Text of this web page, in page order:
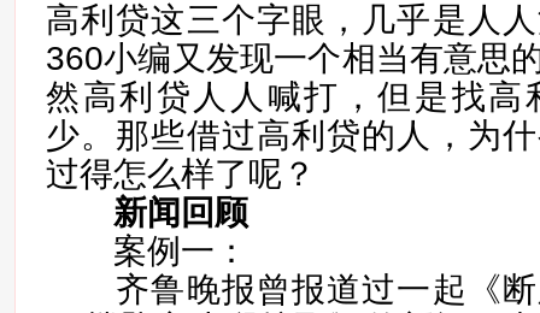
高利贷这三个字眼，几乎是人
360小编又发现一个相当有意思
然高利贷人人喊打，但是找高
少。那些借过高利贷的人，为
过得怎么样了呢？
新闻回顾
案例一：
齐鲁晚报曾报道过一起《断